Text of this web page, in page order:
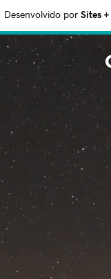
Desenvolvido por Sites